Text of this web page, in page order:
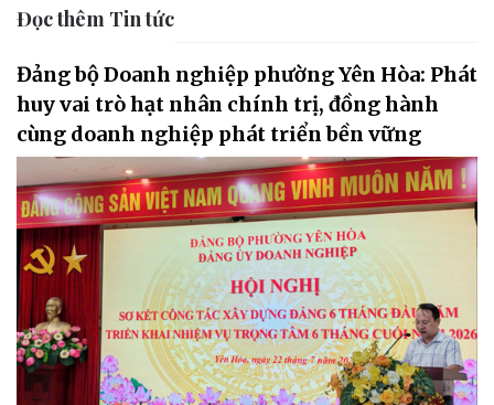
Đọc thêm Tin tức
Đảng bộ Doanh nghiệp phường Yên Hòa: Phát
huy vai trò hạt nhân chính trị, đồng hành
cùng doanh nghiệp phát triển bền vững